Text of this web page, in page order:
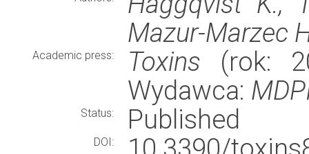
Mazur-Marzec
Academic press: Toxins (rok:
Wydawca:
Status: Published
DOI: